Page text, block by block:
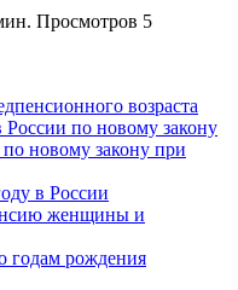
Просмотров 5
возраста
по новому закону
новому закону при
в России
женщины и
годам рождения